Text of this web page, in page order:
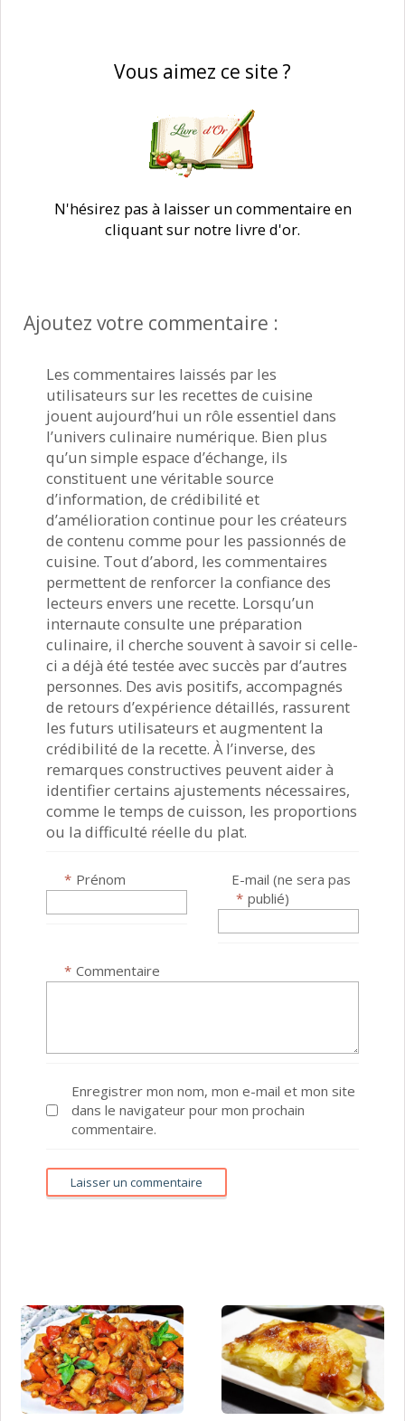
Vous aimez ce site ?
N'hésirez pas à laisser un commentaire en
cliquant sur notre livre d'or.
Ajoutez votre commentaire :
Les commentaires laissés par les
utilisateurs sur les recettes de cuisine
jouent aujourd’hui un rôle essentiel dans
l’univers culinaire numérique. Bien plus
qu’un simple espace d’échange, ils
constituent une véritable source
d’information, de crédibilité et
d’amélioration continue pour les créateurs
de contenu comme pour les passionnés de
cuisine. Tout d’abord, les commentaires
permettent de renforcer la confiance des
lecteurs envers une recette. Lorsqu’un
internaute consulte une préparation
culinaire, il cherche souvent à savoir si celle-
ci a déjà été testée avec succès par d’autres
personnes. Des avis positifs, accompagnés
de retours d’expérience détaillés, rassurent
les futurs utilisateurs et augmentent la
crédibilité de la recette. À l’inverse, des
remarques constructives peuvent aider à
identifier certains ajustements nécessaires,
comme le temps de cuisson, les proportions
ou la difficulté réelle du plat.
Commentaire
*
Prénom
*
E-mail (ne sera pas
publié)
*
Enregistrer mon nom, mon e-mail et mon site
dans le navigateur pour mon prochain
commentaire.